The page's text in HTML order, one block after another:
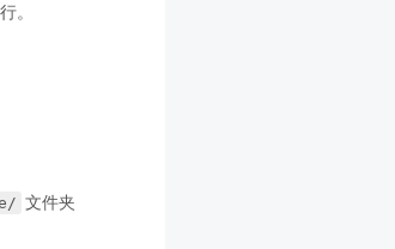
。
文件夹